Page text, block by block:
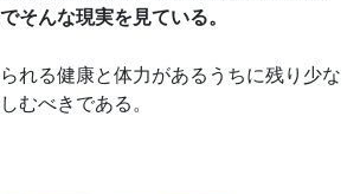
そんな現実を見ている。
れる健康と体力があるうちに残り少な
むべきである。